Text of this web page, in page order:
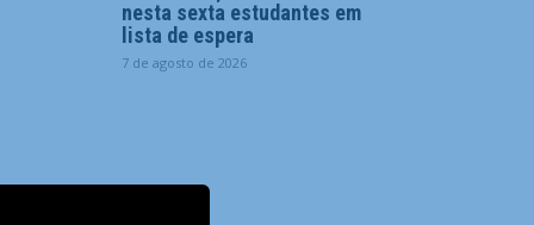
nesta sexta estudantes em
lista de espera
7 de agosto de 2026